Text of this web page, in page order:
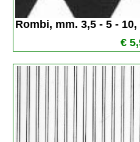
Rombi, mm. 3,5 - 5 - 10,
€